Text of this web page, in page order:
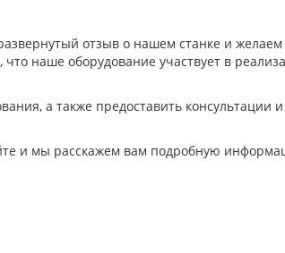
отзыв о нашем станке и желаем
наше оборудование участвует в
а также предоставить консультации и
и мы расскажем вам подробную